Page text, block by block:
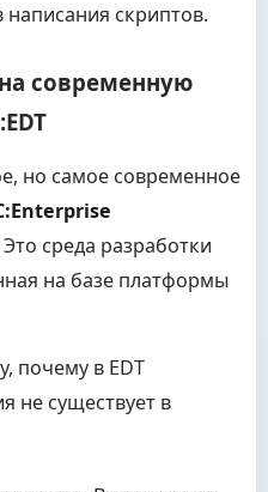
скриптов.
современную
но самое современное
Это среда разработки
на базе платформы
почему в EDT
не существует в